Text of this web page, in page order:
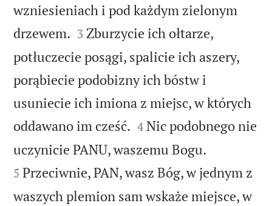
wzniesieniach i pod każdym zielonym
drzewem. 

3 Zburzycie ich ołtarze,
potłuczecie posągi, spalicie ich aszery,
porąbiecie podobizny ich bóstw i
usuniecie ich imiona z miejsc, w których
oddawano im cześć. 

4 Nic podobnego nie
uczynicie PANU, waszemu Bogu.
5 Przeciwnie, PAN, wasz Bóg, w jednym z
waszych plemion sam wskaże miejsce, w